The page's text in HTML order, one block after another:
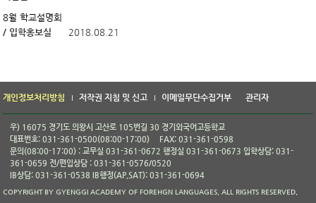
8월 학교설명회
/ 입학홍보실
2018.08.21
개인정보처리방침 저작권 지침 및 신고 이메일무단수집거부 관리자
우) 16075 경기도 의왕시 고산로 105번길 30 경기외국어고등학교
대표번호: 031-361-0500(08:00-17:00)
FAX: 031-361-0598
문의(08:00-17:00) : 교무실 031-361-0672 행정실 031-361-0673 입학상담: 031-
361-0659 전/편입상담 : 031-361-0576/0520
IB상담: 031-361-0538 IB행정(AP,SAT): 031-361-0694
COPYRIGHT BY GYENGGI ACADEMY OF FOREHGN LANGUAGES. ALL RIGHTS RESERVED.